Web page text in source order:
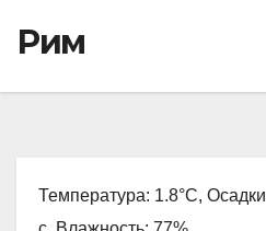
Рим
Температура: 1.8°C,